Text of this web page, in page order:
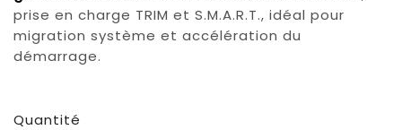
prise en charge TRIM et S.M.A.R.T., idéal pour
migration système et accélération du
démarrage.
Quantité